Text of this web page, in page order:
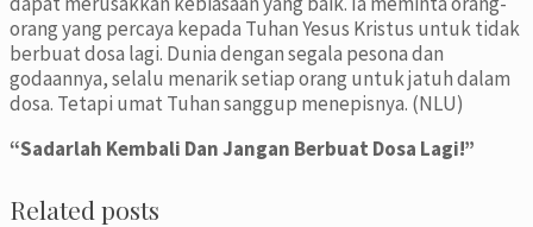
orang yang percaya kepada Tuhan Yesus Kristus untuk tidak
berbuat dosa lagi. Dunia dengan segala pesona dan
godaannya, selalu menarik setiap orang untuk jatuh dalam
dosa. Tetapi umat Tuhan sanggup menepisnya. (NLU)
“Sadarlah Kembali Dan Jangan Berbuat Dosa Lagi!”
Related posts